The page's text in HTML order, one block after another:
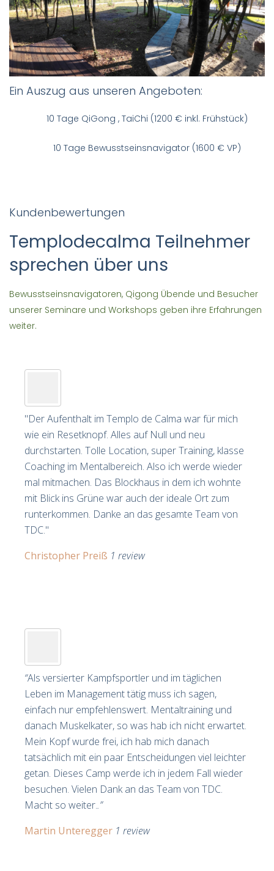
Ein Auszug aus unseren Angeboten:
10 Tage QiGong , TaiChi (1200 € inkl. Frühstück)
10 Tage Bewusstseinsnavigator (1600 € VP)
Kundenbewertungen
Templodecalma Teilnehmer
sprechen über uns
Bewusstseinsnavigatoren, Qigong Übende und Besucher
unserer Seminare und Workshops geben ihre Erfahrungen
weiter.
"Der Aufenthalt im Templo de Calma war für mich
wie ein Resetknopf. Alles auf Null und neu
durchstarten. Tolle Location, super Training, klasse
Coaching im Mentalbereich. Also ich werde wieder
mal mitmachen. Das Blockhaus in dem ich wohnte
mit Blick ins Grüne war auch der ideale Ort zum
runterkommen. Danke an das gesamte Team von
TDC."
Christopher Preiß 1 review
“Als versierter Kampfsportler und im täglichen
Leben im Management tätig muss ich sagen,
einfach nur empfehlenswert. Mentaltraining und
danach Muskelkater, so was hab ich nicht erwartet.
Mein Kopf wurde frei, ich hab mich danach
tatsächlich mit ein paar Entscheidungen viel leichter
getan. Dieses Camp werde ich in jedem Fall wieder
besuchen. Vielen Dank an das Team von TDC.
Macht so weiter..”
Martin Unteregger 1 review